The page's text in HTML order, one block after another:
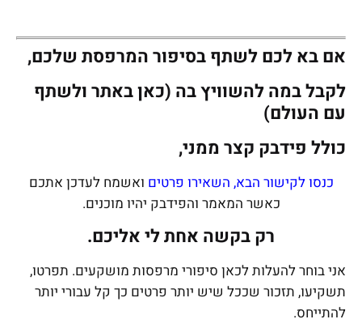
אם בא לכם לשתף בסיפור המרפסת שלכם,
לקבל במה להשוויץ בה (כאן באתר ולשתף
עם העולם)
כולל פידבק קצר ממני,
כנסו לקישור הבא, השאירו פרטים ואשמח לעדכן אתכם
כאשר המאמר והפידבק יהיו מוכנים.
רק בקשה אחת לי אליכם.
אני בוחר להעלות לכאן סיפורי מרפסות מושקעים. תפרטו,
תשקיעו, תזכור שככל שיש יותר פרטים כך קל עבורי יותר
להתייחס.